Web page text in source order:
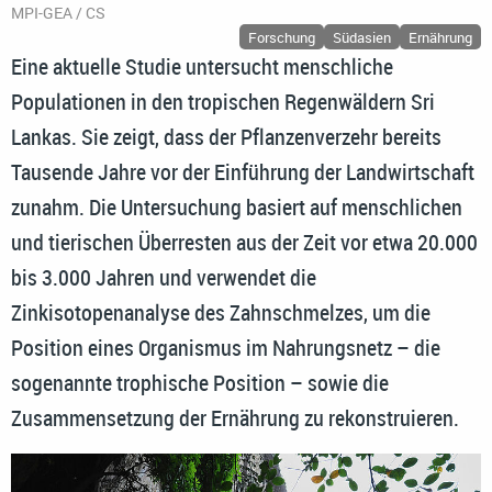
MPI-GEA / CS
Forschung Südasien Ernährung
Eine aktuelle Studie untersucht menschliche
Populationen in den tropischen Regenwäldern Sri
Lankas. Sie zeigt, dass der Pflanzenverzehr bereits
Tausende Jahre vor der Einführung der Landwirtschaft
zunahm. Die Untersuchung basiert auf menschlichen
und tierischen Überresten aus der Zeit vor etwa 20.000
bis 3.000 Jahren und verwendet die
Zinkisotopenanalyse des Zahnschmelzes, um die
Position eines Organismus im Nahrungsnetz – die
sogenannte trophische Position – sowie die
Zusammensetzung der Ernährung zu rekonstruieren.